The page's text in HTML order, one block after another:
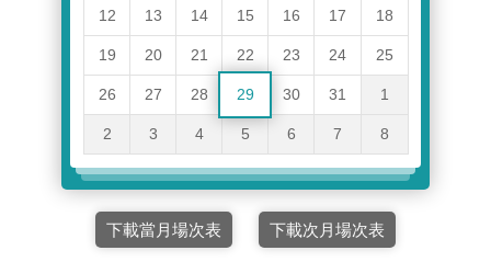
12 13 14 15 16 17 18
19 20 21 22 23 24 25
26 27 28 29 30 31 1
2 3 4 5 6 7 8
下載當月場次表 下載次月場次表